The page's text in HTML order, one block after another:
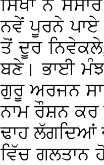
ਸਿੱਖਾਂ ਨੇ
ਨਵੇਂ ਪੂਰਨੇ
ਤੋਂ ਦੂਰ
ਬਣੇ। ਭਾਈ
ਗੁਰੂ ਅਰਜਨ
ਨਾਮ ਰੌਸ਼ਨ
ਢਾਹ ਲੱਗਦਿਆਂ
ਵਿੱਚ ਗਲਤਾਨ